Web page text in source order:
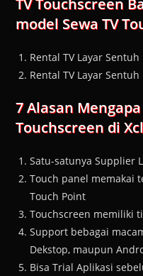
TV Touchscreen
model Sewa TV
Rental TV Layar
Rental TV Layar
7 Alasan
Touchscreen di
Satu-satunya Supplier
Touch panel memakai
Touch Point
Touchscreen memiliki
Support bebagai
Dekstop, maupun
Bisa Trial Aplikasi